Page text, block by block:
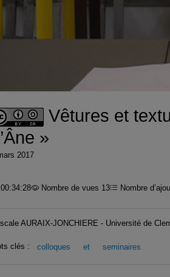
Vêtures et
»
2017
Durée :
00:34:28 Nombre de vues 13 Nombre
AURAIX-JONCHIERE - Université de
clés : colloques et seminaires